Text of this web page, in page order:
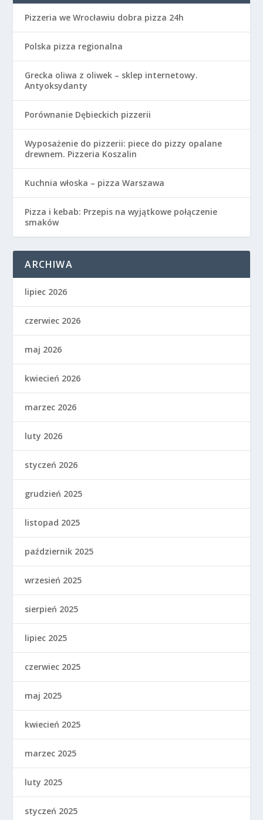
Pizzeria we Wrocławiu dobra pizza 24h
Polska pizza regionalna
Grecka oliwa z oliwek – sklep internetowy.
Antyoksydanty
Porównanie Dębieckich pizzerii
Wyposażenie do pizzerii: piece do pizzy opalane
drewnem. Pizzeria Koszalin
Kuchnia włoska – pizza Warszawa
Pizza i kebab: Przepis na wyjątkowe połączenie
smaków
ARCHIWA
lipiec 2026
czerwiec 2026
maj 2026
kwiecień 2026
marzec 2026
luty 2026
styczeń 2026
grudzień 2025
listopad 2025
październik 2025
wrzesień 2025
sierpień 2025
lipiec 2025
czerwiec 2025
maj 2025
kwiecień 2025
marzec 2025
luty 2025
styczeń 2025